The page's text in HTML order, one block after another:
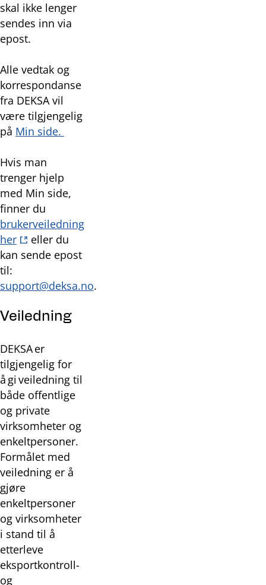
skal ikke lenger
sendes inn via
epost.
Alle vedtak og
korrespondanse
fra DEKSA vil
være tilgjengelig
på Min side.
Hvis man
trenger hjelp
med Min side,
finner du
brukerveiledning
her
eller du
kan sende epost
til:
support@deksa.no.
Veiledning
DEKSA er
tilgjengelig for
å gi veiledning til
både offentlige
og private
virksomheter og
enkeltpersoner.
Formålet med
veiledning er å
gjøre
enkeltpersoner
og virksomheter
i stand til å
etterleve
eksportkontroll-
og